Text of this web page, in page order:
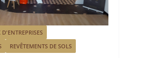
REVÊTEMENTS DE SOLS